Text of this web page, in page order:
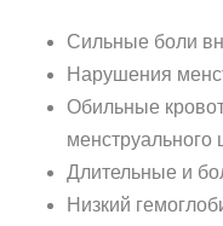
Сильные боли
Нарушения
Обильные
менструального
Длительные и
Низкий